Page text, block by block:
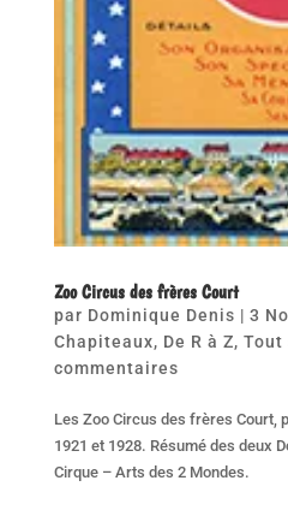
Zoo Circus des frères Court
par Dominique Denis | 3
Chapiteaux, De R à Z, Tout
commentaires
Les Zoo Circus des frères Court,
1921 et 1928. Résumé des deux
Cirque – Arts des 2 Mondes.